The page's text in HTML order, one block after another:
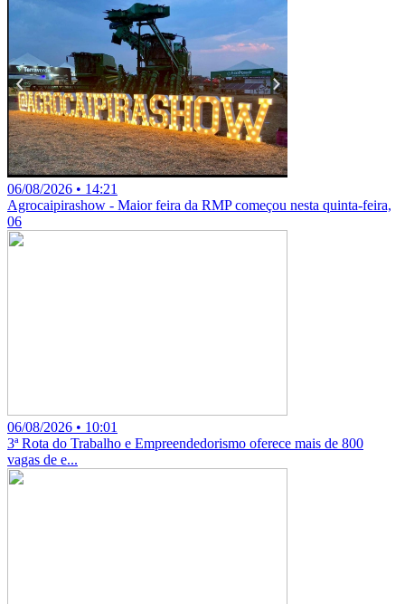
06/08/2026 • 14:21
Agrocaipirashow - Maior feira da RMP começou nesta quinta-feira,
06
06/08/2026 • 10:01
3ª Rota do Trabalho e Empreendedorismo oferece mais de 800
vagas de e...